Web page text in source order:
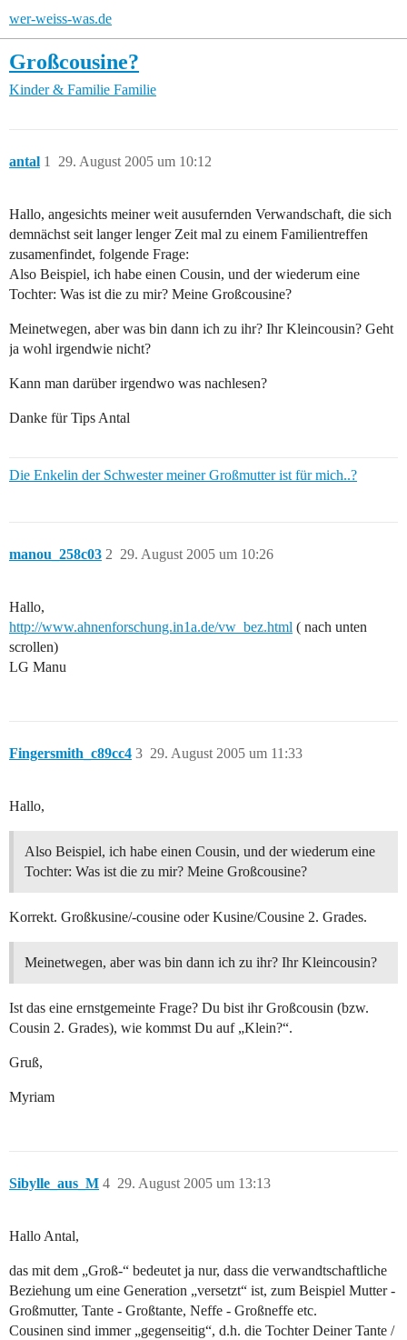
wer-weiss-was.de
Großcousine?
Kinder & Familie Familie
antal 29. August 2005 um 10:12
1
Hallo, angesichts meiner weit ausufernden Verwandschaft, die sich
demnächst seit langer lenger Zeit mal zu einem Familientreffen
zusamenfindet, folgende Frage:
Also Beispiel, ich habe einen Cousin, und der wiederum eine
Tochter: Was ist die zu mir? Meine Großcousine?
Meinetwegen, aber was bin dann ich zu ihr? Ihr Kleincousin? Geht
ja wohl irgendwie nicht?
Kann man darüber irgendwo was nachlesen?
Danke für Tips Antal
Die Enkelin der Schwester meiner Großmutter ist für mich..?
manou_258c03 29. August 2005 um 10:26
2
Hallo,
http://www.ahnenforschung.in1a.de/vw_bez.html ( nach unten
scrollen)
LG Manu
Fingersmith_c89cc4 29. August 2005 um 11:33
3
Hallo,
Also Beispiel, ich habe einen Cousin, und der wiederum eine
Tochter: Was ist die zu mir? Meine Großcousine?
Korrekt. Großkusine/-cousine oder Kusine/Cousine 2. Grades.
Meinetwegen, aber was bin dann ich zu ihr? Ihr Kleincousin?
Ist das eine ernstgemeinte Frage? Du bist ihr Großcousin (bzw.
Cousin 2. Grades), wie kommst Du auf „Klein?“.
Gruß,
Myriam
Sibylle_aus_M 29. August 2005 um 13:13
4
Hallo Antal,
das mit dem „Groß-“ bedeutet ja nur, dass die verwandtschaftliche
Beziehung um eine Generation „versetzt“ ist, zum Beispiel Mutter -
Großmutter, Tante - Großtante, Neffe - Großneffe etc.
Cousinen sind immer „gegenseitig“, d.h. die Tochter Deiner Tante /